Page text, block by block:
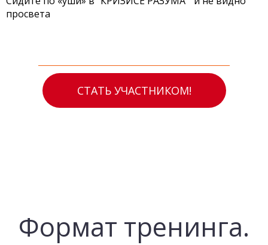
просвета
СТАТЬ УЧАСТНИКОМ!
Формат тренинга.